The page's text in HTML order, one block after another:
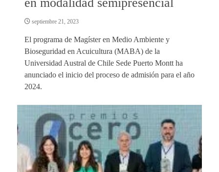
septiembre 21, 2023
El programa de Magíster en Medio Ambiente y
Bioseguridad en Acuicultura (MABA) de la
Universidad Austral de Chile Sede Puerto Montt ha
anunciado el inicio del proceso de admisión para el año
2024.